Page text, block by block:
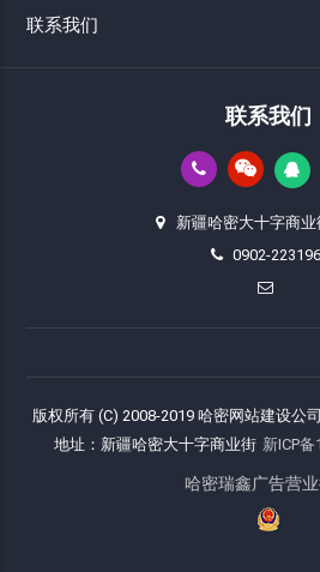
联系我们
联系我们
新疆哈密大十字商业
0902-
版权所有 (C) 2008-2019 哈密网站建设公
地址：新疆哈密大十字商业街 新ICP
哈密瑞鑫广告营